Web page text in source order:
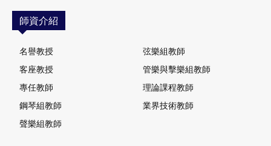
師資介紹
名譽教授
客座教授
專任教師
鋼琴組教師
聲樂組教師
弦樂組教師
管樂與擊樂組教師
理論課程教師
業界技術教師